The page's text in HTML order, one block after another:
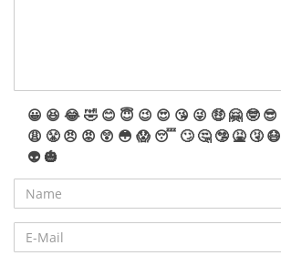
😀 😆 😂🤣 😊 😇 😉 😍 😘 😜 🤑 🤗 🤓 😎
😩 😤 😠 😡 😲 😳 😱 😴 🙄 🤔 🤥 🤮 🤧 😷
👽 🎃